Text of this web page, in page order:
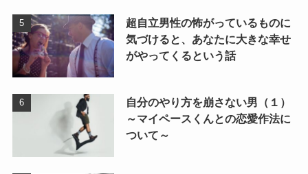
超自立男性の怖がっているものに
気づけると、あなたに大きな幸せ
がやってくるという話
自分のやり方を崩さない男（１）
～マイペースくんとの恋愛作法に
ついて～